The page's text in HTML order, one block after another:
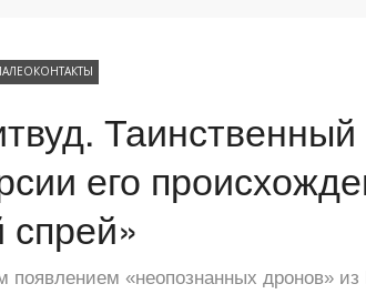
его
появлением «неопознанных дронов»